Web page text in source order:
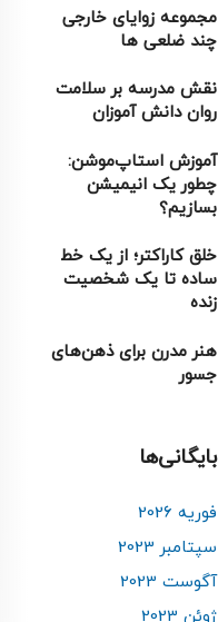
مجموعه زوایای خارجی
چند ضلعی ها
نقش مدرسه بر سلامت
روان دانش آموزان
آموزش استاپ‌موشن:
چطور یک انیمیشن
بسازیم؟
خلق کاراکتر؛ از یک خط
ساده تا یک شخصیت
زنده
هنر مدرن برای ذهن‌های
جسور
بایگانی‌ها
فوریه 2026
سپتامبر 2023
آگوست 2023
ژوئن 2023